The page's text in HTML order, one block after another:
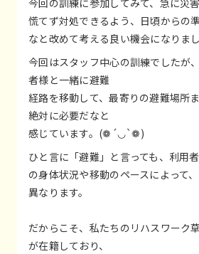
今回の訓練に参加してみて、急に災
慌てず対処できるよう、日頃からの
なと改めて考える良い機会になりまし
今回はスタッフ中心の訓練でしたが
者様と一緒に避難
経路を移動して、最寄りの避難場所
絶対に必要だなと
感じています。(❁´◡`❁)
ひと言に「避難」と言っても、利用
の身体状況や移動のペースによって
異なります。
だからこそ、私たちのリハスワーク
が在籍しており、